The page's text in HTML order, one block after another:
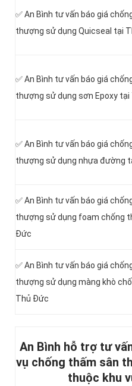
✅ An Bình tư vấn báo giá
thượng sử dụng Quicseal tại
✅ An Bình tư vấn báo giá
thượng sử dụng sơn Epoxy
✅ An Bình tư vấn báo giá
thượng sử dụng nhựa đường
✅ An Bình tư vấn báo giá
thượng sử dụng foam chống
Đức
✅ An Bình tư vấn báo giá
thượng sử dụng màng khò
Thủ Đức
An Bình hỗ trợ tư
vụ chống thấm sân
thuộc khu